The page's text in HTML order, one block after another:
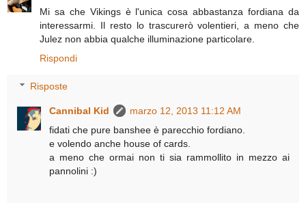
Mi sa che Vikings è l'unica cosa abbastanza fordiana da
interessarmi. Il resto lo trascurerò volentieri, a meno che
Julez non abbia qualche illuminazione particolare.
Rispondi
Risposte
Cannibal Kid
marzo 12, 2013 11:12 AM
fidati che pure banshee è parecchio fordiano.
e volendo anche house of cards.
a meno che ormai non ti sia rammollito in mezzo ai
pannolini :)